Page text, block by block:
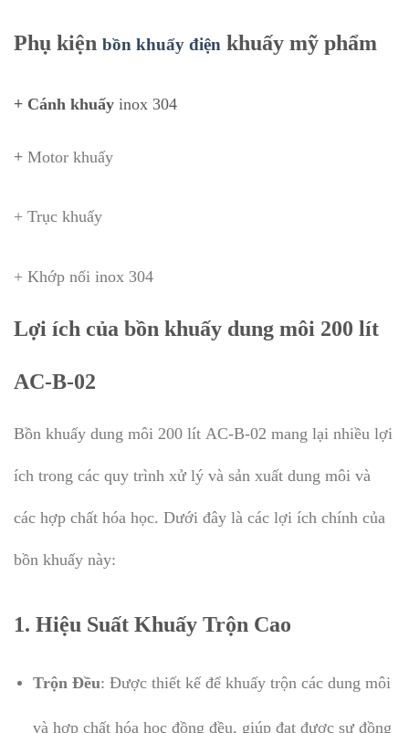
Phụ kiện bồn khuấy điện khuấy mỹ phẩm
+ Cánh khuấy inox 304
+ Motor khuấy
+ Trục khuấy
+ Khớp nối inox 304
Lợi ích của bồn khuấy dung môi 200 lít
AC-B-02
Bồn khuấy dung môi 200 lít AC-B-02 mang lại nhiều lợi
ích trong các quy trình xử lý và sản xuất dung môi và
các hợp chất hóa học. Dưới đây là các lợi ích chính của
bồn khuấy này:
1. Hiệu Suất Khuấy Trộn Cao
Trộn Đều: Được thiết kế để khuấy trộn các dung môi
và hợp chất hóa học đồng đều, giúp đạt được sự đồng